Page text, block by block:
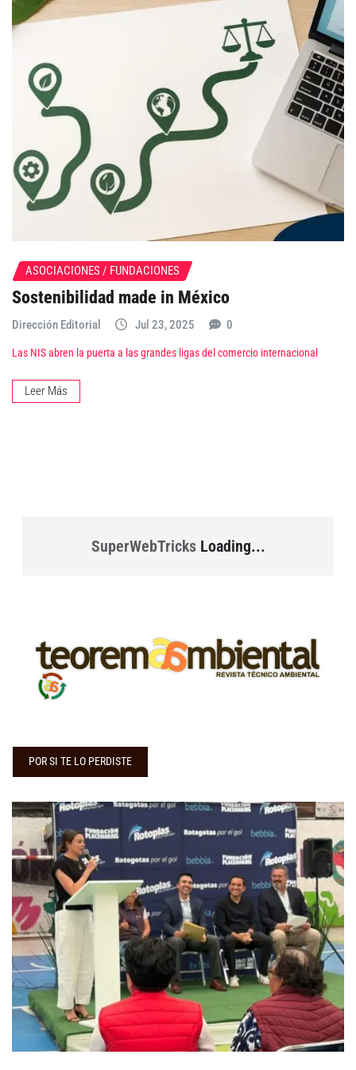
ASOCIACIONES / FUNDACIONES
Sostenibilidad made in México
Dirección Editorial Jul 23, 2025 0
Las NIS abren la puerta a las grandes ligas del comercio internacional
Leer Más
SuperWebTricksLoading...
POR SI TE LO PERDISTE